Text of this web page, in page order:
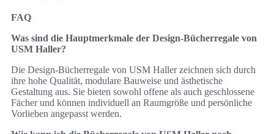
FAQ
Was sind die Hauptmerkmale der Design-Bücherregale von
USM Haller?
Die Design-Bücherregale von USM Haller zeichnen sich durch
ihre hohe Qualität, modulare Bauweise und ästhetische
Gestaltung aus. Sie bieten sowohl offene als auch geschlossene
Fächer und können individuell an Raumgröße und persönliche
Vorlieben angepasst werden.